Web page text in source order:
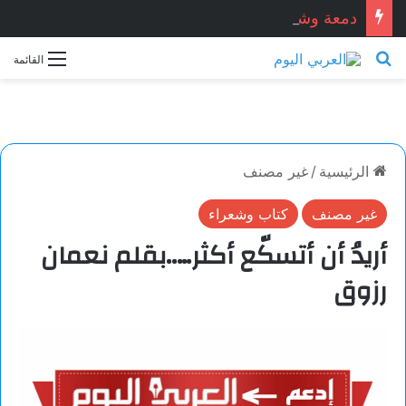
القائمة بحث عن
الرئيسية / غير مصنف
غير مصنف كتاب وشعراء
أريدُ أن أتسكّع أكثر…..بقلم نعمان
رزوق